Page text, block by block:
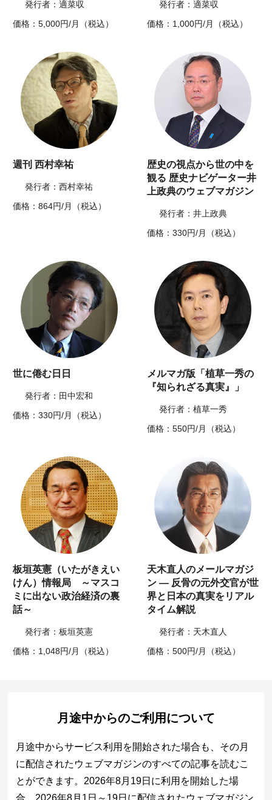
発行者：適菜収
価格：5,000円/月（税込）
発行者：適菜収
価格：1,000円/月（税込）
週刊 西村幸祐
発行者：西村幸祐
価格：864円/月（税込）
歴史の視点から世の中を
観る 歴史ナビゲーター井
上政典のウェブマガジン
発行者：井上政典
価格：330円/月（税込）
世に倦む日日
発行者：田中宏和
価格：330円/月（税込）
メルマガ版「植草一秀の
『知られざる真実』」
発行者：植草一秀
価格：550円/月（税込）
板垣英憲（いたがきえい
けん）情報局 ～マスコ
ミに出ない政治経済の裏
話～
発行者：板垣英憲
価格：1,048円/月（税込）
天木直人のメールマガジ
ン ― 反骨の元外交官が世
界と日本の真実をリアル
タイム解説
発行者：天木直人
価格：500円/月（税込）
月途中からのご利用について
月途中からサービス利用を開始された場合も、その月
に配信されたウェブマガジンのすべての記事を読むこ
とができます。2026年8月19日に利用を開始した場